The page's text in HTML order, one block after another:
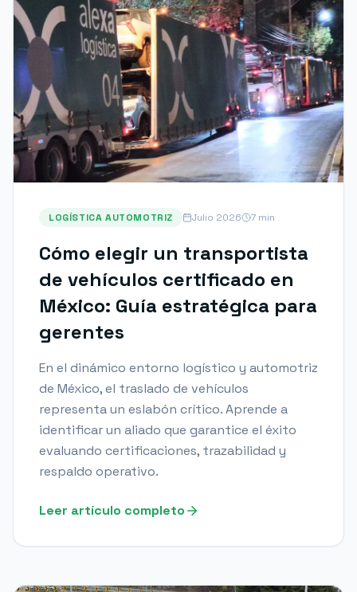
LOGÍSTICA AUTOMOTRIZ Julio 2026 7 min
Cómo elegir un transportista
de vehículos certificado en
México: Guía estratégica para
gerentes
En el dinámico entorno logístico y automotriz
de México, el traslado de vehículos
representa un eslabón crítico. Aprende a
identificar un aliado que garantice el éxito
evaluando certificaciones, trazabilidad y
respaldo operativo.
Leer artículo completo